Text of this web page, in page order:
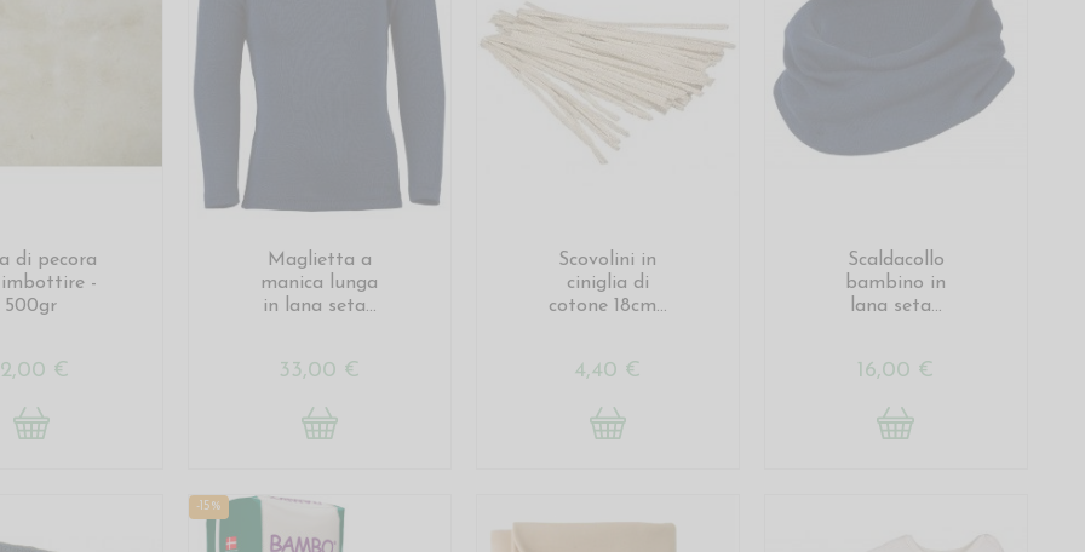
di pecora
-
500gr
€
Maglietta a
manica lunga
in lana seta...
33,00 €
Scovolini in
ciniglia di
cotone 18cm...
4,40 €
Scaldacollo
bambino in
lana seta...
16,00 €
-15%